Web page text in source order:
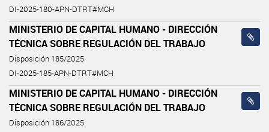
DI-2025-180-APN-DTRT#MCH
MINISTERIO DE CAPITAL HUMANO - DIRECCIÓN
TÉCNICA SOBRE REGULACIÓN DEL TRABAJO
Disposición 185/2025
DI-2025-185-APN-DTRT#MCH
MINISTERIO DE CAPITAL HUMANO - DIRECCIÓN
TÉCNICA SOBRE REGULACIÓN DEL TRABAJO
Disposición 186/2025